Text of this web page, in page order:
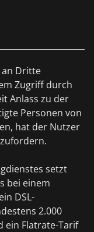
an Dritte
Zugriff durch
Anlass zu der
Personen von
hat der Nutzer
setzt
bei einem
DSL-
2.000
ein Flatrate-Tarif